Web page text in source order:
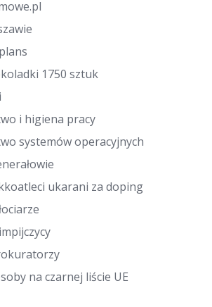
1750 sztuk
i higiena pracy
systemów operacyjnych
ukarani za doping
na czarnej liście UE